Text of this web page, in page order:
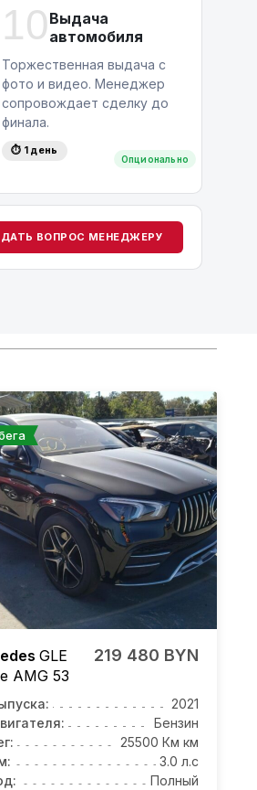
10 Выдача
автомобиля
Опционально
Торжественная выдача с
фото и видео. Менеджер
сопровождает сделку до
финала.
⏱ 1 день
ВОПРОС МЕНЕДЖЕРУ
GLE
AMG 53
219 480 BYN
2021
Бензин
25500 Км км
3.0 л.с
Полный